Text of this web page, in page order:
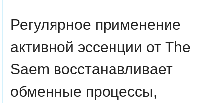
Регулярное применение
активной эссенции от The
Saem восстанавливает
обменные процессы,